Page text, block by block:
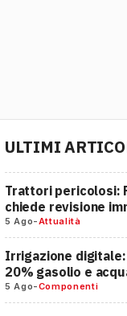
ULTIMI
Trattori pericolosi:
chiede revisione
5 Ago-Attualità
Irrigazione
20% gasolio e
5 Ago-Componenti